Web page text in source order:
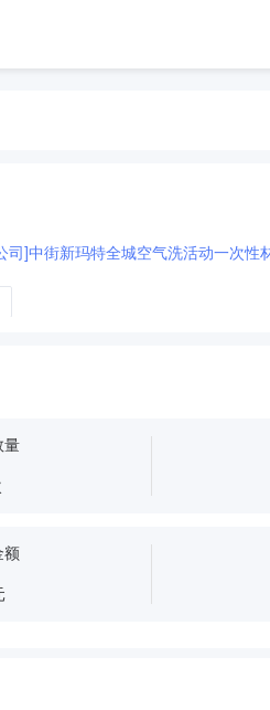
]中街新玛特全城空气洗活动一次性
量
额